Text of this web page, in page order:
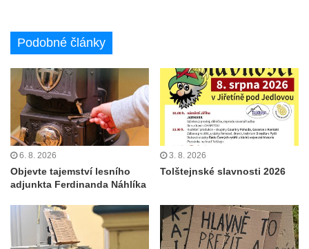
Podobné články
6. 8. 2026
Objevte tajemství lesního
adjunkta Ferdinanda Náhlíka
3. 8. 2026
Tolštejnské slavnosti 2026